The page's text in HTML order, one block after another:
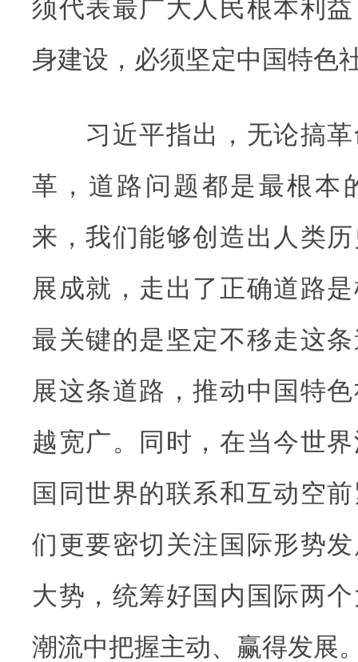
须代表最广大人民根本利
身建设，必须坚定中国特色
习近平指出，无论搞革
革，道路问题都是最根本
来，我们能够创造出人类
展成就，走出了正确道路
最关键的是坚定不移走这
展这条道路，推动中国特
越宽广。同时，在当今世
国同世界的联系和互动空
们更要密切关注国际形势
大势，统筹好国内国际两
潮流中把握主动、赢得发展